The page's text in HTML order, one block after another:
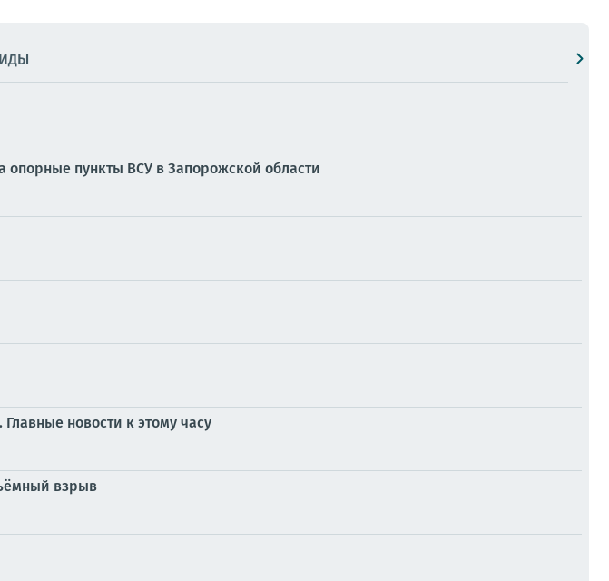
пункты ВСУ в Запорожской области
новости к этому часу
взрыв